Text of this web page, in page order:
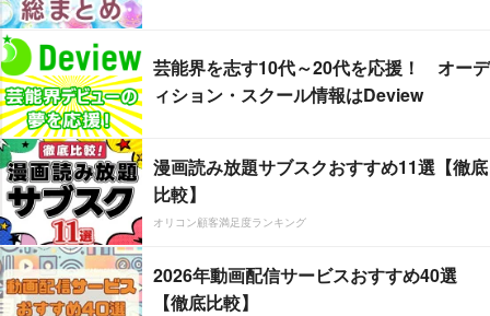
芸能界を志す10代～20代を応援！ オーデ
ィション・スクール情報はDeview
漫画読み放題サブスクおすすめ11選【徹底
比較】
オリコン顧客満足度ランキング
2026年動画配信サービスおすすめ40選
【徹底比較】